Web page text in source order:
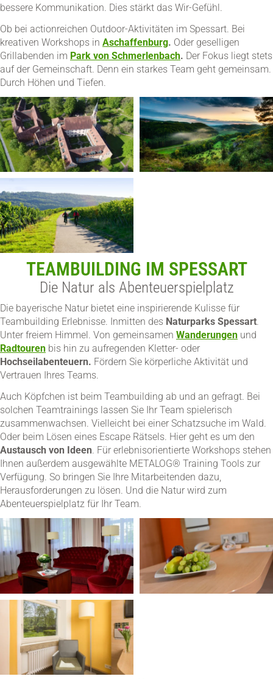
bessere Kommunikation. Dies stärkt das Wir-Gefühl.
Ob bei actionreichen Outdoor-Aktivitäten im Spessart. Bei
kreativen Workshops in Aschaffenburg. Oder geselligen
Grillabenden im Park von Schmerlenbach. Der Fokus liegt stets
auf der Gemeinschaft. Denn ein starkes Team geht gemeinsam.
Durch Höhen und Tiefen.
TEAMBUILDING IM SPESSART
Die Natur als Abenteuerspielplatz
Die bayerische Natur bietet eine inspirierende Kulisse für
Teambuilding Erlebnisse. Inmitten des Naturparks Spessart.
Unter freiem Himmel. Von gemeinsamen Wanderungen und
Radtouren bis hin zu aufregenden Kletter- oder
Hochseilabenteuern. Fördern Sie körperliche Aktivität und
Vertrauen Ihres Teams.
Auch Köpfchen ist beim Teambuilding ab und an gefragt. Bei
solchen Teamtrainings lassen Sie Ihr Team spielerisch
zusammenwachsen. Vielleicht bei einer Schatzsuche im Wald.
Oder beim Lösen eines Escape Rätsels. Hier geht es um den
Austausch von Ideen. Für erlebnisorientierte Workshops stehen
Ihnen außerdem ausgewählte METALOG® Training Tools zur
Verfügung. So bringen Sie Ihre Mitarbeitenden dazu,
Herausforderungen zu lösen. Und die Natur wird zum
Abenteuerspielplatz für Ihr Team.